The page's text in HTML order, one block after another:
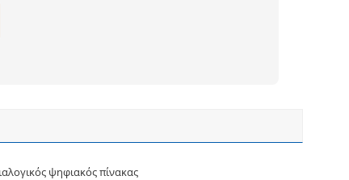
ψηφιακός πίνακας